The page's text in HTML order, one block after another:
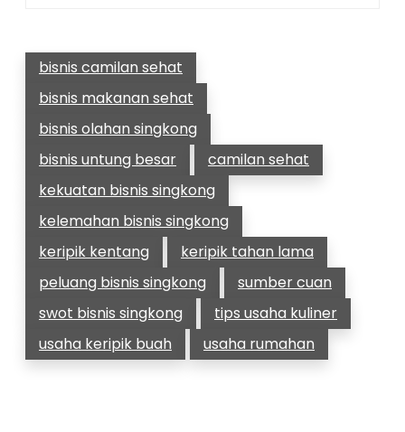
bisnis camilan sehat
bisnis makanan sehat
bisnis olahan singkong
bisnis untung besar
camilan sehat
kekuatan bisnis singkong
kelemahan bisnis singkong
keripik kentang
keripik tahan lama
peluang bisnis singkong
sumber cuan
swot bisnis singkong
tips usaha kuliner
usaha keripik buah
usaha rumahan